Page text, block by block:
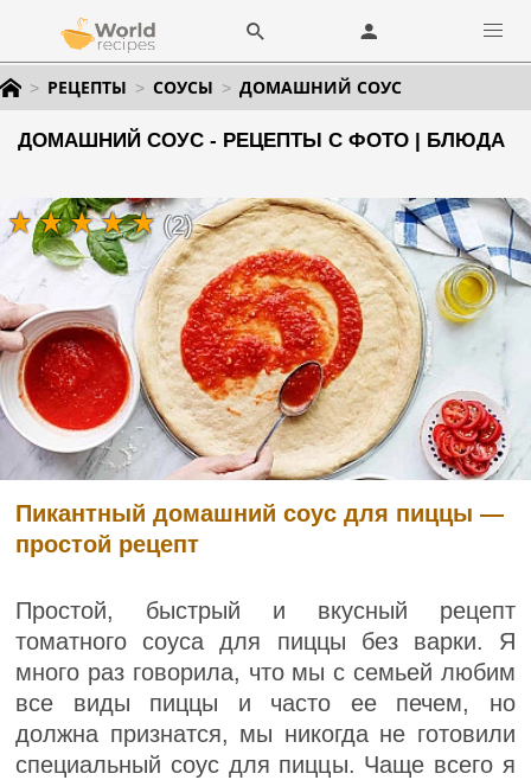
РЕЦЕПТЫ СОУСЫ ДОМАШНИЙ СОУС
ДОМАШНИЙ СОУС - РЕЦЕПТЫ С ФОТО | БЛЮДА
Пикантный домашний соус для пиццы —
простой рецепт
Простой, быстрый и вкусный рецепт
томатного соуса для пиццы без варки. Я
много раз говорила, что мы с семьей любим
все виды пиццы и часто ее печем, но
должна признатся, мы никогда не готовили
специальный соус для пиццы. Чаще всего я
(2)